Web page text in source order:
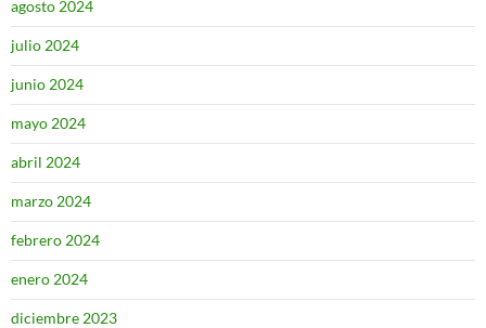
agosto 2024
julio 2024
junio 2024
mayo 2024
abril 2024
marzo 2024
febrero 2024
enero 2024
diciembre 2023